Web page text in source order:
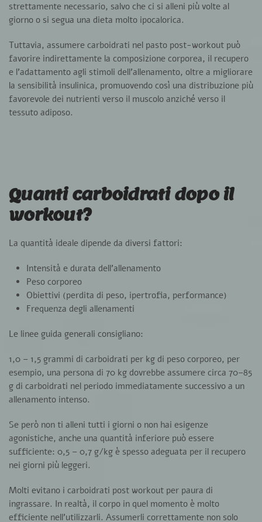
strettamente necessario, salvo che ci si alleni più volte al
giorno o si segua una dieta molto ipocalorica.
Tuttavia, assumere carboidrati nel pasto post-workout può
favorire indirettamente la composizione corporea, il recupero
e l’adattamento agli stimoli dell’allenamento, oltre a migliorare
la sensibilità insulinica, promuovendo così una distribuzione più
favorevole dei nutrienti verso il muscolo anziché verso il
tessuto adiposo.
Quanti carboidrati dopo il
workout?
La quantità ideale dipende da diversi fattori:
Intensità e durata dell’allenamento
Peso corporeo
Obiettivi (perdita di peso, ipertrofia, performance)
Frequenza degli allenamenti
Le linee guida generali consigliano:
1,0 – 1,5 grammi di carboidrati per kg di peso corporeo, per
esempio, una persona di 70 kg dovrebbe assumere circa 70–85
g di carboidrati nel periodo immediatamente successivo a un
allenamento intenso.
Se però non ti alleni tutti i giorni o non hai esigenze
agonistiche, anche una quantità inferiore può essere
sufficiente: 0,5 – 0,7 g/kg è spesso adeguata per il recupero
nei giorni più leggeri.
Molti evitano i carboidrati post workout per paura di
ingrassare. In realtà, il corpo in quel momento è molto
efficiente nell’utilizzarli. Assumerli correttamente non solo